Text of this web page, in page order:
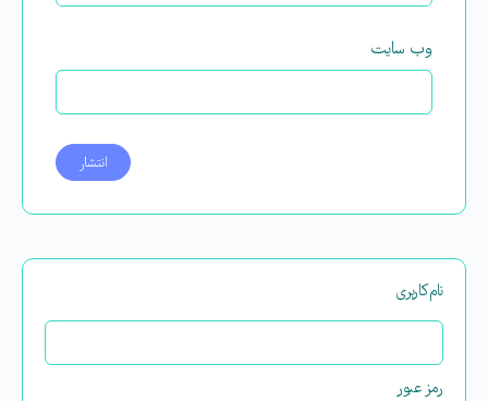
وب‌ سایت
نام‌کاربری
رمز عبور